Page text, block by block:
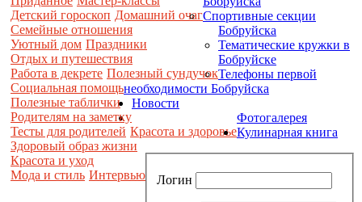
Детский гороскоп Домашний очаг
Семейные отношения
Уютный дом Праздники
Отдых и путешествия
Работа в декрете Полезный сундучок
Социальная помощь
Полезные таблички
Родителям на заметку
Тесты для родителей Красота и здоровье
Здоровый образ жизни
Красота и уход
Мода и стиль Интервью
Спортивные секции
Бобруйска
Тематические кружки в
Бобруйске
Телефоны первой
необходимости Бобруйска
Новости
Фотогалерея
Кулинарная книга
Логин